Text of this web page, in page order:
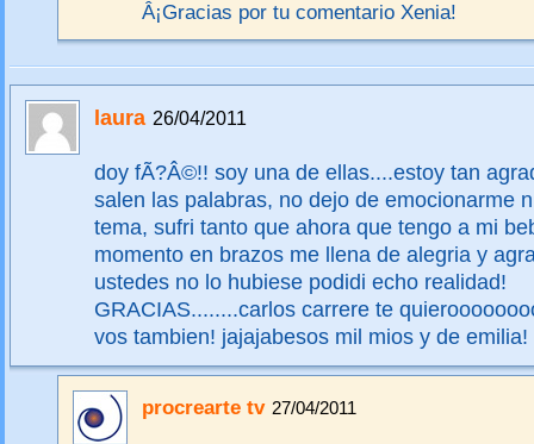
Â¡Gracias por tu comentario Xenia!
laura 26/04/2011
doy fÃ?Â©!! soy una de ellas....estoy tan
salen las palabras, no dejo de emocionarme
tema, sufri tanto que ahora que tengo a mi
momento en brazos me llena de alegria y
ustedes no lo hubiese podidi echo realidad!
GRACIAS........carlos carrere te
vos tambien! jajajabesos mil mios y de emilia!
procrearte tv 27/04/2011